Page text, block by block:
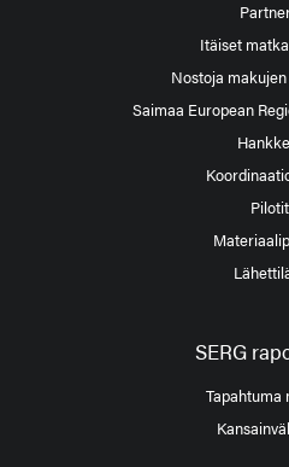
Itäiset
Nostoja
Saimaa European
Pilotit
SERG
Tapahtuma